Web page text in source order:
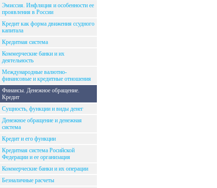
Эмиссия. Инфляция и особенности ее
проявления в России
Кредит как форма движения ссудного
капитала
Кредитная система
Коммерческие банки и их
деятельность
Международные валютно-
финансовые и кредитные отношения
Финансы. Денежное обращение.
Кредит
Сущность, функции и виды денег
Денежное обращение и денежная
система
Кредит и его функции
Кредитная система Росийской
Федерации и ее организация
Коммерческие банки и их операции
Безналичные расчеты